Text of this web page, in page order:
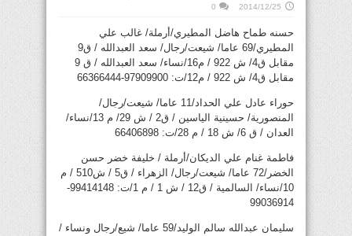
2014/12/25
0
حسنه طماح هاضل المطيري/أرملة/ غالب علي
المطيري/69 عاما/ شيعت/رجال/ سعد العبدالله / ق9
مقابل ق4/ ش 922 / م16/نساء/ سعد العبدالله / ق 9
مقابل ق4/ ش 922 / م12/ت: 97909900-66366444
حوراء عادل علي الحداد/11 عاما/ شيعت/رجال/
المنصورية/ حسينية الياسين / ق2 / ش 29/ م 13/نساء/
العدان / ق 6/ ش 18 / م 28/ت: 66406898
فاطمة غنام علي الديكان/أرملة / خليفة خضر حسن
الخضر/72 عاما/ شيعت/رجال/ الزهراء / ق5 / ش510 / م
10/نساء/ السالمية / ق12 / ش 1 / م 1/ت: 99414148-
99036914
سليمان عبدالله سالم الوليد/59 عاما/ شيع/رجال ونساء /